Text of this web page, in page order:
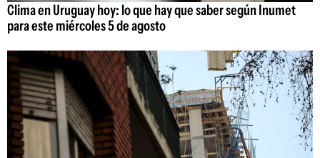
Clima en Uruguay hoy: lo que hay que saber según Inumet
para este miércoles 5 de agosto